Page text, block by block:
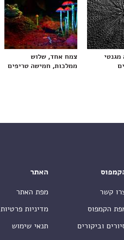
מגנטי
צמח אחד, שלוש
ממלכות, חמישה טריפים
קשר
הקמפוס
וביקורים
האתר
מפת האתר
מדיניות פרטיות
תנאי שימוש